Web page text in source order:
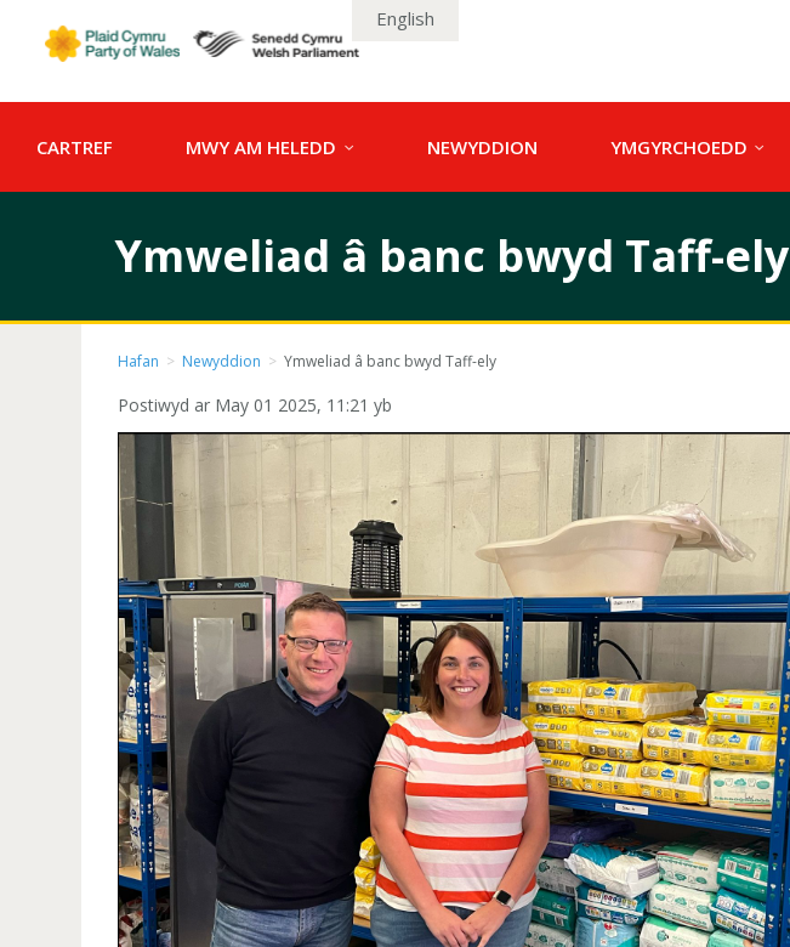
English
CARTREF MWY AM HELEDD NEWYDDION YMGYRCHOEDD
Ymweliad â banc bwyd Taff-ely
Hafan > Newyddion > Ymweliad â banc bwyd Taff-ely
Postiwyd ar May 01 2025, 11:21 yb